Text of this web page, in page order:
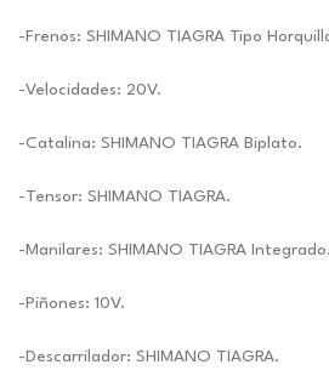
-Frenos: SHIMANO TIAGRA Tipo
-Velocidades: 20V.
-Catalina: SHIMANO TIAGRA Biplato.
-Tensor: SHIMANO TIAGRA.
-Manilares: SHIMANO TIAGRA Integrado.
-Piñones: 10V.
-Descarrilador: SHIMANO TIAGRA.